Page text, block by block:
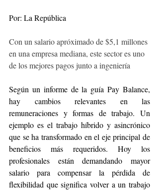
Por: La República
Con un salario apróximado de $5,1 millones
en una empresa mediana, este sector es uno
de los mejores pagos junto a ingeniería
Según un informe de la guía Pay Balance,
hay cambios relevantes en las
remuneraciones y formas de trabajo. Un
ejemplo es el trabajo híbrido y asincrónico
que se ha transformado en el eje principal de
beneficios más requeridos. Hoy los
profesionales están demandando mayor
salario para compensar la pérdida de
flexibilidad que significa volver a un trabajo